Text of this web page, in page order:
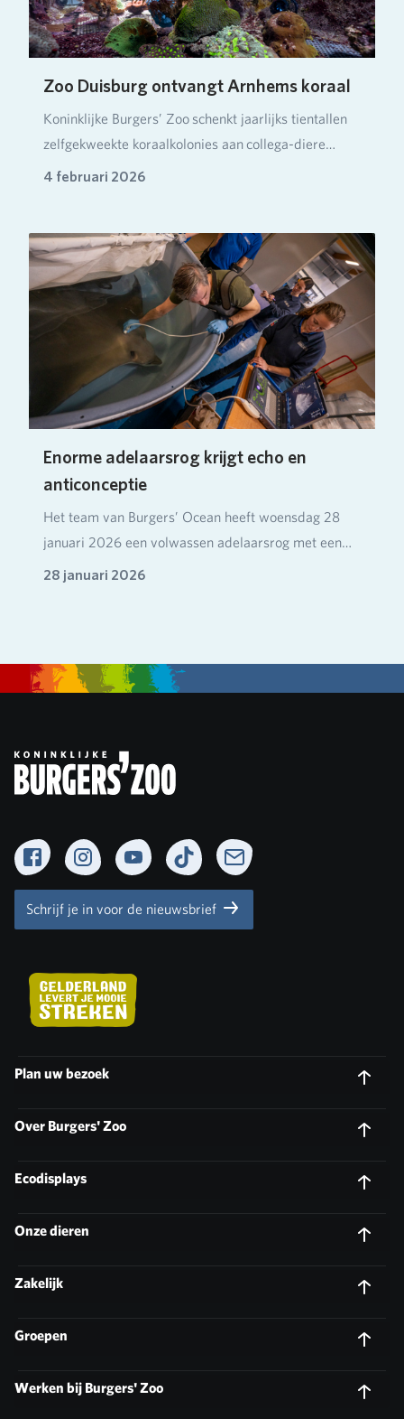
Zoo Duisburg ontvangt Arnhems koraal
Koninklijke Burgers’ Zoo schenkt jaarlijks tientallen
zelfgekweekte koraalkolonies aan collega-diere…
4 februari 2026
Enorme adelaarsrog krijgt echo en
anticonceptie
Het team van Burgers’ Ocean heeft woensdag 28
januari 2026 een volwassen adelaarsrog met een
spanwij…
28 januari 2026
FacebookInstagramYouTubeTikTok Newsletter
Schrijf je in voor de nieuwsbrief
Plan uw bezoek
Over Burgers' Zoo
Ecodisplays
Onze dieren
Zakelijk
Groepen
Werken bij Burgers' Zoo